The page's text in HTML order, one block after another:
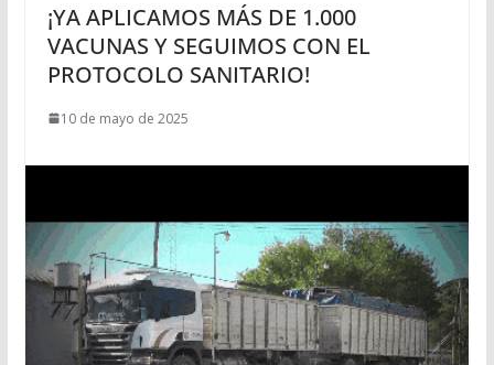
¡YA APLICAMOS MÁS DE 1.000
VACUNAS Y SEGUIMOS CON EL
PROTOCOLO SANITARIO!
10 de mayo de 2025